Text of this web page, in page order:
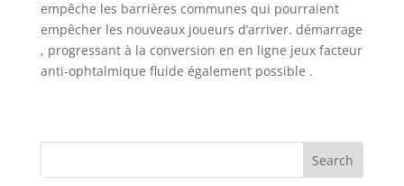
empêche les barrières communes qui pourraient
empêcher les nouveaux joueurs d’arriver. démarrage
, progressant à la conversion en en ligne jeux facteur
anti-ophtalmique fluide également possible .